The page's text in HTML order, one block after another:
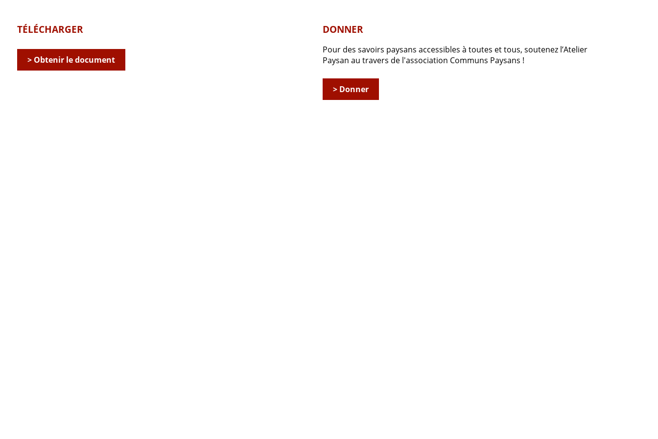
TÉLÉCHARGER
> Obtenir le document
DONNER
Pour des savoirs paysans accessibles à toutes et tous, soutenez l’Atelier
Paysan au travers de l'association Communs Paysans !
> Donner